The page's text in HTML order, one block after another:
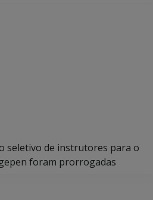
seletivo de instrutores para o
foram prorrogadas